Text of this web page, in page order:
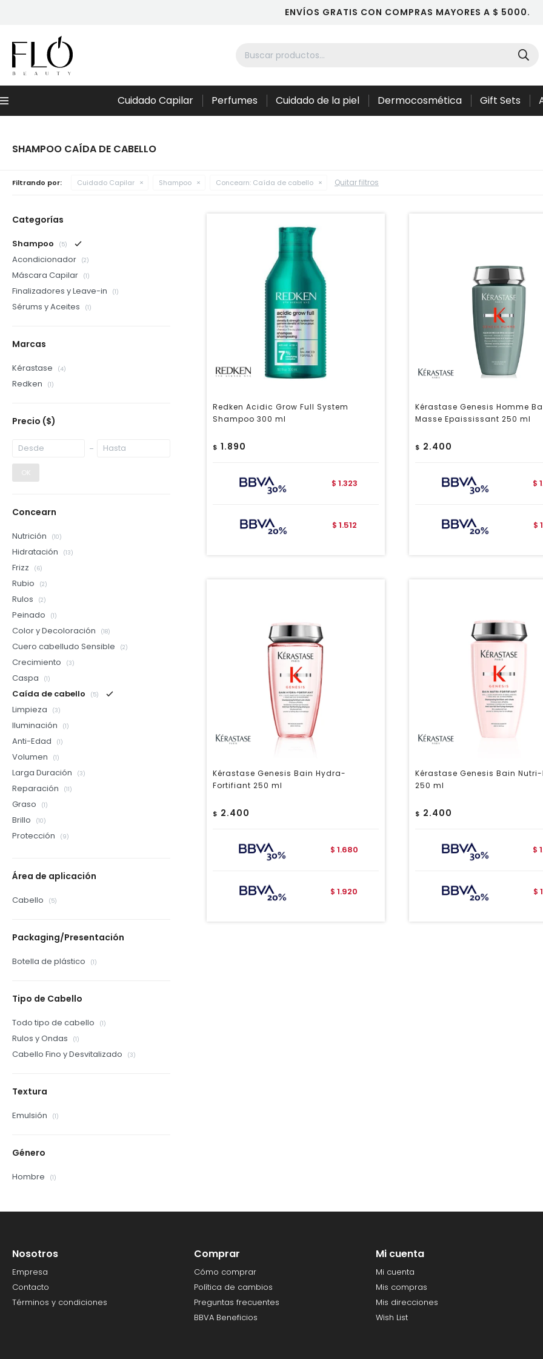
ENVÍOS GRATIS CON COMPRAS MAYORES A $ 5000.
Menú Cuidado Capilar Perfumes Cuidado de la piel Dermocosmética Gift Sets
SHAMPOO CAÍDA DE CABELLO
Filtrando por: Cuidado Capilar Shampoo Concearn: Caída de cabello Quitar filtros
Redken Acidic Grow Full System
Shampoo 300 ml
$ 1.890
$ 1.323
$ 1.512
Kérastase Genesis Homme
Masse Epaississant 250 ml
$ 2.400
$
$
Kérastase Genesis Bain Hydra-
Fortifiant 250 ml
$ 2.400
$ 1.680
$ 1.920
Kérastase Genesis Bain
250 ml
$ 2.400
$
$
Categorías
Shampoo (5)
Acondicionador (2)
Máscara Capilar (1)
Finalizadores y Leave-in (1)
Sérums y Aceites (1)
Marcas
Kérastase (4)
Redken (1)
Precio ($)
OK
Concearn
Nutrición (10)
Hidratación (13)
Frizz (6)
Rubio (2)
Rulos (2)
Peinado (1)
Color y Decoloración (18)
Cuero cabelludo Sensible (2)
Crecimiento (3)
Caspa (1)
Caída de cabello (5)
Limpieza (3)
Iluminación (1)
Anti-Edad (1)
Volumen (1)
Larga Duración (3)
Reparación (11)
Graso (1)
Brillo (10)
Protección (9)
Área de aplicación
Cabello (5)
Packaging/Presentación
Botella de plástico (1)
Tipo de Cabello
Todo tipo de cabello (1)
Rulos y Ondas (1)
Cabello Fino y Desvitalizado (3)
Textura
Emulsión (1)
Género
Hombre (1)
Nosotros
Empresa
Contacto
Términos y condiciones
Comprar
Cómo comprar
Política de cambios
Preguntas frecuentes
BBVA Beneficios
Mi cuenta
Mi cuenta
Mis compras
Mis direcciones
Wish List